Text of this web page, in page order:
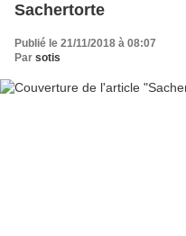
Sachertorte
Publié le 21/11/2018 à 08:07
Par sotis